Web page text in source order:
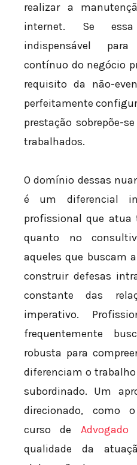
realizar a
internet. Se
indispensável
contínuo do negócio
requisito da não-
perfeitamente
prestação sobrepõe-
trabalhados.
O domínio dessas
é um diferencial
profissional que
quanto no
aqueles que buscam
construir defesas
constante das
imperativo.
frequentemente
robusta para
diferenciam o
subordinado. Um
direcionado, como
curso de Advogado
qualidade da